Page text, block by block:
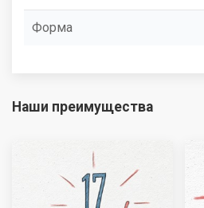
Форма
Наши преимущества